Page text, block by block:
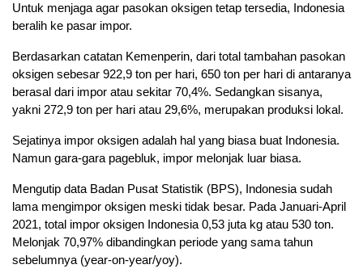
Untuk menjaga agar pasokan oksigen tetap tersedia, Indonesia
beralih ke pasar impor.
Berdasarkan catatan Kemenperin, dari total tambahan pasokan
oksigen sebesar 922,9 ton per hari, 650 ton per hari di antaranya
berasal dari impor atau sekitar 70,4%. Sedangkan sisanya,
yakni 272,9 ton per hari atau 29,6%, merupakan produksi lokal.
Sejatinya impor oksigen adalah hal yang biasa buat Indonesia.
Namun gara-gara pagebluk, impor melonjak luar biasa.
Mengutip data Badan Pusat Statistik (BPS), Indonesia sudah
lama mengimpor oksigen meski tidak besar. Pada Januari-April
2021, total impor oksigen Indonesia 0,53 juta kg atau 530 ton.
Melonjak 70,97% dibandingkan periode yang sama tahun
sebelumnya (year-on-year/yoy).